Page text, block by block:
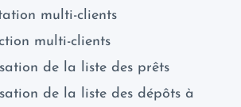
multi-clients
multi-clients
de la liste des prêts
de la liste des dépôts à